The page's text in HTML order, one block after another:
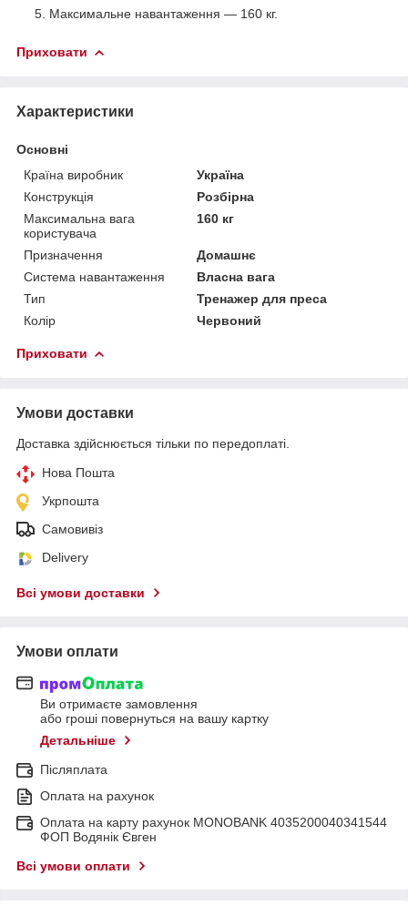
Максимальне навантаження ― 160 кг.
Приховати
Характеристики
Основні
Країна виробник
Україна
Конструкція
Розбірна
Максимальна вага
користувача
160 кг
Призначення
Домашнє
Система навантаження
Власна вага
Тип
Тренажер для преса
Колір
Червоний
Приховати
Умови доставки
Доставка здійснюється тільки по передоплаті.
Нова Пошта
Укрпошта
Самовивіз
Delivery
Всі умови доставки
Умови оплати
Ви отримаєте замовлення
або гроші повернуться на вашу картку
Детальніше
Післяплата
Оплата на рахунок
Оплата на карту рахунок MONOBANK 4035200040341544
ФОП Водянік Євген
Всі умови оплати